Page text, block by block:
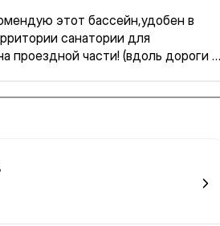
этот бассейн,удобен в
санатории для
проездной части! (вдоль дороги и
в воде: